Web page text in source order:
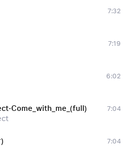
7:32
7:19
6:02
Come_with_me_(full)
7:04
7:04